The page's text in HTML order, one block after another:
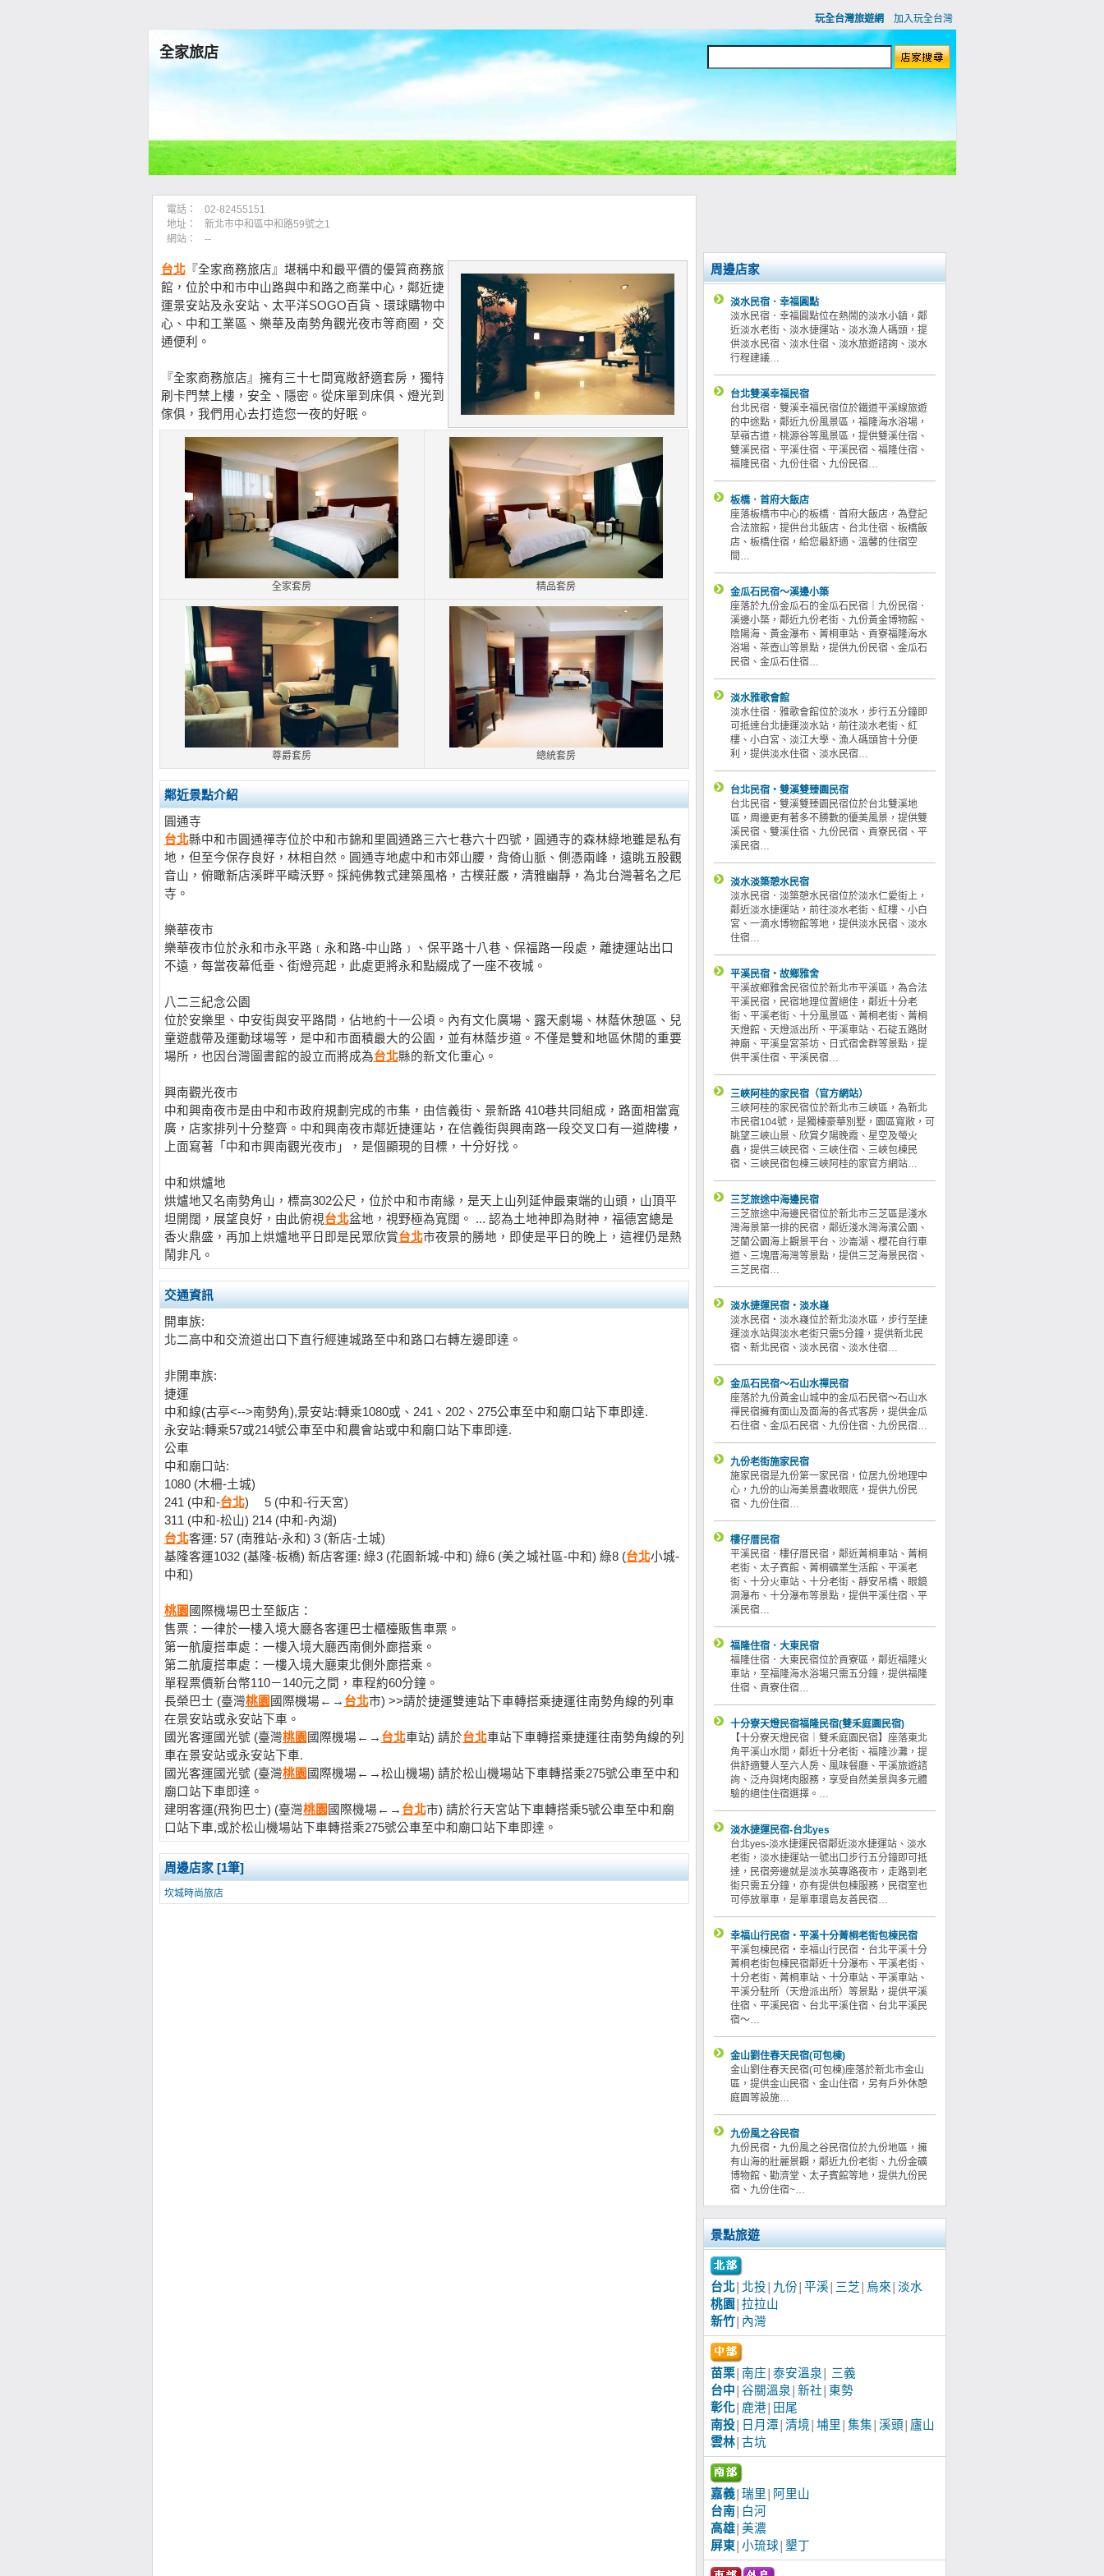
玩全台灣旅遊網 加入玩全台灣
全家旅店
電話：
02-82455151
地址：
新北市中和區中和路59號之1
網站：
--
台北『全家商務旅店』堪稱中和最平價的優質商務旅
館，位於中和市中山路與中和路之商業中心，鄰近捷
運景安站及永安站、太平洋SOGO百貨、環球購物中
心、中和工業區、樂華及南勢角觀光夜市等商圈，交
通便利。
『全家商務旅店』擁有三十七間寬敞舒適套房，獨特
刷卡門禁上樓，安全、隱密。從床單到床俱、燈光到
傢俱，我們用心去打造您一夜的好眠。
全家套房 精品套房
尊爵套房 總統套房
鄰近景點介紹
圓通寺
台北縣中和市圓通禪寺位於中和市錦和里圓通路三六七巷六十四號，圓通寺的森林綠地雖是私有
地，但至今保存良好，林相自然。圓通寺地處中和市郊山腰，背倚山脈、側憑兩峰，遠眺五股觀
音山，俯瞰新店溪畔平疇沃野。採純佛教式建築風格，古樸莊嚴，清雅幽靜，為北台灣著名之尼
寺。
樂華夜市
樂華夜市位於永和市永平路﹝永和路-中山路﹞、保平路十八巷、保福路一段處，離捷運站出口
不遠，每當夜幕低垂、街燈亮起，此處更將永和點綴成了一座不夜城。
八二三紀念公園
位於安樂里、中安街與安平路間，佔地約十一公頃。內有文化廣場、露天劇場、林蔭休憩區、兒
童遊戲帶及運動球場等，是中和市面積最大的公園，並有林蔭步道。不僅是雙和地區休閒的重要
場所，也因台灣圖書館的設立而將成為台北縣的新文化重心。
興南觀光夜市
中和興南夜市是由中和市政府規劃完成的市集，由信義街、景新路 410巷共同組成，路面相當寬
廣，店家排列十分整齊。中和興南夜市鄰近捷運站，在信義街與興南路一段交叉口有一道牌樓，
上面寫著「中和市興南觀光夜市」，是個顯現的目標，十分好找。
中和烘爐地
烘爐地又名南勢角山，標高302公尺，位於中和市南緣，是天上山列延伸最東端的山頭，山頂平
坦開闊，展望良好，由此俯視台北盆地，視野極為寬闊。 ... 認為土地神即為財神，福德宮總是
香火鼎盛，再加上烘爐地平日即是民眾欣賞台北市夜景的勝地，即使是平日的晚上，這裡仍是熱
鬧非凡。
交通資訊
開車族:
北二高中和交流道出口下直行經連城路至中和路口右轉左邊即達。
非開車族:
捷運
中和線(古亭<-->南勢角),景安站:轉乘1080或、241、202、275公車至中和廟口站下車即達.
永安站:轉乘57或214號公車至中和農會站或中和廟口站下車即達.
公車
中和廟口站:
1080 (木柵-土城)
241 (中和-台北) 5 (中和-行天宮)
311 (中和-松山) 214 (中和-內湖)
台北客運: 57 (南雅站-永和) 3 (新店-土城)
基隆客運1032 (基隆-板橋) 新店客運: 綠3 (花園新城-中和) 綠6 (美之城社區-中和) 綠8 (台北小城-
中和)
桃園 國際機場巴士至飯店：
售票：一律於一樓入境大廳各客運巴士櫃檯販售車票。
第一航廈搭車處：一樓入境大廳西南側外廊搭乘。
第二航廈搭車處：一樓入境大廳東北側外廊搭乘。
單程票價新台幣110－140元之間，車程約60分鐘。
長榮巴士 (臺灣桃園 國際機場←→ 台北市) >>請於捷運雙連站下車轉搭乘捷運往南勢角線的列車
在景安站或永安站下車。
國光客運國光號 (臺灣桃園 國際機場←→ 台北車站) 請於台北車站下車轉搭乘捷運往南勢角線的列
車在景安站或永安站下車.
國光客運國光號 (臺灣桃園 國際機場←→松山機場) 請於松山機場站下車轉搭乘275號公車至中和
廟口站下車即達。
建明客運(飛狗巴士) (臺灣桃園 國際機場←→ 台北市) 請於行天宮站下車轉搭乘5號公車至中和廟
口站下車,或於松山機場站下車轉搭乘275號公車至中和廟口站下車即達。
周邊店家 [1筆]
坎城時尚旅店
周邊店家
淡水民宿．幸福圓點
淡水民宿．幸福圓點位在熱鬧的淡水小鎮，鄰
近淡水老街、淡水捷運站、淡水漁人碼頭，提
供淡水民宿、淡水住宿、淡水旅遊諮詢、淡水
行程建議…
台北雙溪幸福民宿
台北民宿．雙溪幸福民宿位於鐵道平溪線旅遊
的中途點，鄰近九份風景區，福隆海水浴場，
草嶺古道，桃源谷等風景區，提供雙溪住宿、
雙溪民宿、平溪住宿、平溪民宿、福隆住宿、
福隆民宿、九份住宿、九份民宿…
板橋．首府大飯店
座落板橋市中心的板橋．首府大飯店，為登記
合法旅館，提供台北飯店、台北住宿、板橋飯
店、板橋住宿，給您最舒適、溫馨的住宿空
間…
金瓜石民宿～溪邊小築
座落於九份金瓜石的金瓜石民宿｜九份民宿．
溪邊小築，鄰近九份老街、九份黃金博物館、
陰陽海、黃金瀑布、菁桐車站、貢寮福隆海水
浴場、茶壺山等景點，提供九份民宿、金瓜石
民宿、金瓜石住宿…
淡水雅歌會館
淡水住宿．雅歌會館位於淡水，步行五分鐘即
可抵達台北捷運淡水站，前往淡水老街、紅
樓、小白宮、淡江大學、漁人碼頭皆十分便
利，提供淡水住宿、淡水民宿…
台北民宿‧雙溪雙臻園民宿
台北民宿‧雙溪雙臻園民宿位於台北雙溪地
區，周邊更有著多不勝數的優美風景，提供雙
溪民宿、雙溪住宿、九份民宿、貢寮民宿、平
溪民宿…
淡水淡築憩水民宿
淡水民宿．淡築憩水民宿位於淡水仁愛街上，
鄰近淡水捷運站，前往淡水老街、紅樓、小白
宮、一滴水博物館等地，提供淡水民宿、淡水
住宿…
平溪民宿‧故鄉雅舍
平溪故鄉雅舍民宿位於新北市平溪區，為合法
平溪民宿，民宿地理位置絕佳，鄰近十分老
街、平溪老街、十分風景區、菁桐老街、菁桐
天燈館、天燈派出所、平溪車站、石碇五路財
神廟、平溪皇宮茶坊、日式宿舍群等景點，提
供平溪住宿、平溪民宿…
三峽阿桂的家民宿（官方網站）
三峽阿桂的家民宿位於新北市三峽區，為新北
市民宿104號，是獨棟豪華別墅，園區寬敞，可
眺望三峽山景、欣賞夕陽晚霞、星空及螢火
蟲，提供三峽民宿、三峽住宿、三峽包棟民
宿、三峽民宿包棟三峽阿桂的家官方網站…
三芝旅途中海邊民宿
三芝旅途中海邊民宿位於新北市三芝區是淺水
灣海景第一排的民宿，鄰近淺水灣海濱公園、
芝蘭公園海上觀景平台、沙崙湖、櫻花自行車
道、三塊厝海灣等景點，提供三芝海景民宿、
三芝民宿…
淡水捷運民宿‧淡水嶘
淡水民宿‧淡水嶘位於新北淡水區，步行至捷
運淡水站與淡水老街只需5分鐘，提供新北民
宿、新北民宿、淡水民宿、淡水住宿…
金瓜石民宿～石山水禪民宿
座落於九份黃金山城中的金瓜石民宿～石山水
禪民宿擁有面山及面海的各式客房，提供金瓜
石住宿、金瓜石民宿、九份住宿、九份民宿…
九份老街施家民宿
施家民宿是九份第一家民宿，位居九份地理中
心，九份的山海美景盡收眼底，提供九份民
宿、九份住宿…
樓仔厝民宿
平溪民宿．樓仔厝民宿，鄰近菁桐車站、菁桐
老街、太子賓館、菁桐礦業生活館、平溪老
街、十分火車站、十分老街、靜安吊橋、眼鏡
洞瀑布、十分瀑布等景點，提供平溪住宿、平
溪民宿…
福隆住宿．大東民宿
福隆住宿．大東民宿位於貢寮區，鄰近福隆火
車站，至福隆海水浴場只需五分鐘，提供福隆
住宿、貢寮住宿…
十分寮天燈民宿福隆民宿(雙禾庭園民宿)
【十分寮天燈民宿｜雙禾庭園民宿】座落東北
角平溪山水間，鄰近十分老街、福隆沙灘，提
供舒適雙人至六人房、風味餐廳、平溪旅遊諮
詢、泛舟與烤肉服務，享受自然美景與多元體
驗的絕佳住宿選擇。…
淡水捷運民宿-台北yes
台北yes-淡水捷運民宿鄰近淡水捷運站、淡水
老街，淡水捷運站一號出口步行五分鐘即可抵
達，民宿旁邊就是淡水英專路夜市，走路到老
街只需五分鐘，亦有提供包棟服務，民宿室也
可停放單車，是單車環島友善民宿…
幸福山行民宿・平溪十分菁桐老街包棟民宿
平溪包棟民宿・幸福山行民宿・台北平溪十分
菁桐老街包棟民宿鄰近十分瀑布、平溪老街、
十分老街、菁桐車站、十分車站、平溪車站、
平溪分駐所（天燈派出所）等景點，提供平溪
住宿、平溪民宿、台北平溪住宿、台北平溪民
宿～…
金山劉住春天民宿(可包棟)
金山劉住春天民宿(可包棟)座落於新北市金山
區，提供金山民宿、金山住宿，另有戶外休憩
庭園等設施…
九份風之谷民宿
九份民宿‧九份風之谷民宿位於九份地區，擁
有山海的壯麗景觀，鄰近九份老街、九份金礦
博物館、勸濟堂、太子賓館等地，提供九份民
宿、九份住宿~…
景點旅遊
台北│ 北投 九份 平溪 三芝 烏來 淡水
桃園
拉拉山
新竹 內灣
苗栗│ 南庄 泰安溫泉
三義
台中 谷關溫泉 新社
東勢
彰化│ 鹿港│
田尾
南投│ 日月潭 清境 埔里 集集 溪頭
廬山
雲林│ 古坑
嘉義│ 瑞里
阿里山
台南
白河
高雄│ 美濃
屏東 小琉球 墾丁